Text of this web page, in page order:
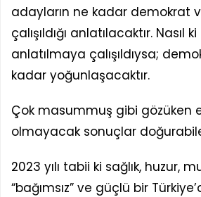
adayların ne kadar demokrat
çalışıldığı anlatılacaktır.
anlatılmaya çalışıldıysa;
kadar yoğunlaşacaktır.
Çok masummuş gibi gözüken
olmayacak sonuçlar
2023 yılı tabii ki sağlık,
“bağımsız” ve güçlü bir